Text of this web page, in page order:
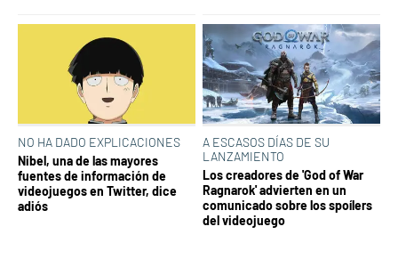
NO HA DADO EXPLICACIONES
Nibel, una de las mayores
fuentes de información de
videojuegos en Twitter, dice
adiós
A ESCASOS DÍAS DE SU
LANZAMIENTO
Los creadores de 'God of War
Ragnarok' advierten en un
comunicado sobre los spoílers
del videojuego